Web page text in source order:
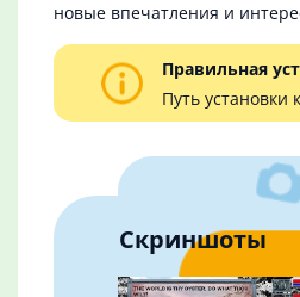
новые впечатления и
Правильная
Путь
Скриншоты